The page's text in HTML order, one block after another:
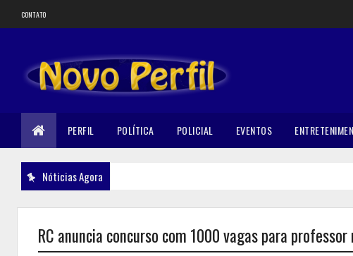
CONTATO
PERFIL POLÍTICA POLICIAL EVENTOS
Nóticias Agora
RC anuncia concurso com 1000 vagas para professor